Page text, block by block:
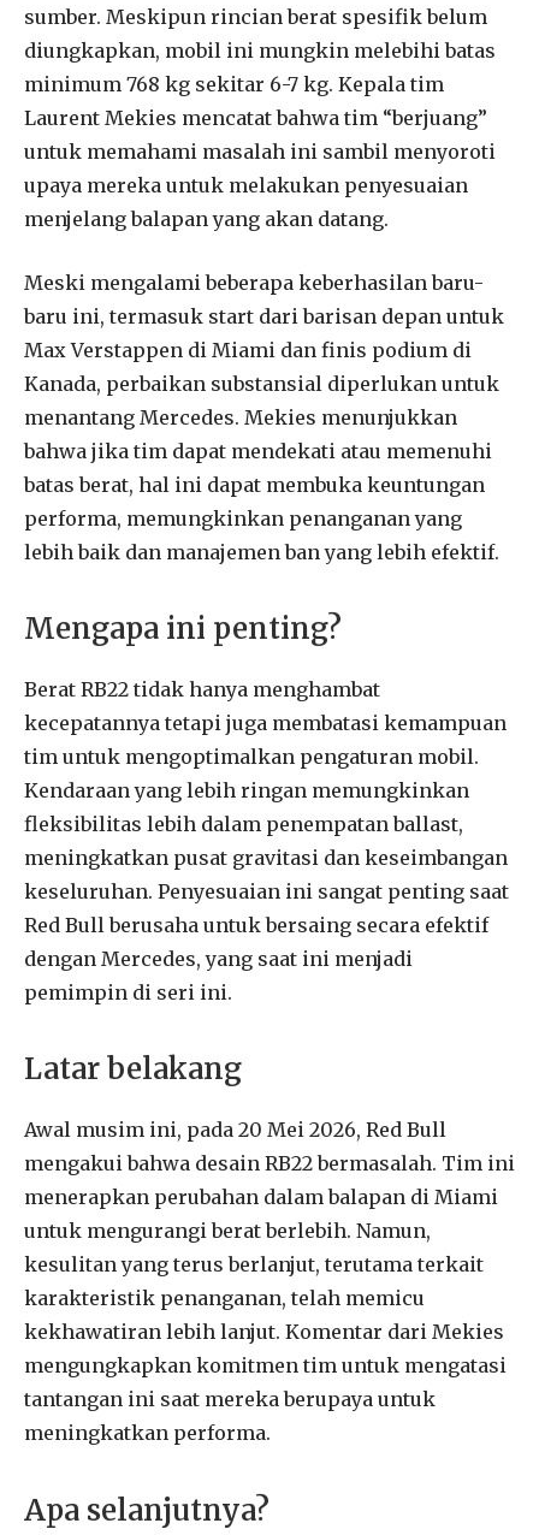
sumber. Meskipun rincian berat spesifik belum
diungkapkan, mobil ini mungkin melebihi batas
minimum 768 kg sekitar 6-7 kg. Kepala tim
Laurent Mekies mencatat bahwa tim “berjuang”
untuk memahami masalah ini sambil menyoroti
upaya mereka untuk melakukan penyesuaian
menjelang balapan yang akan datang.
Meski mengalami beberapa keberhasilan baru-
baru ini, termasuk start dari barisan depan untuk
Max Verstappen di Miami dan finis podium di
Kanada, perbaikan substansial diperlukan untuk
menantang Mercedes. Mekies menunjukkan
bahwa jika tim dapat mendekati atau memenuhi
batas berat, hal ini dapat membuka keuntungan
performa, memungkinkan penanganan yang
lebih baik dan manajemen ban yang lebih efektif.
Mengapa ini penting?
Berat RB22 tidak hanya menghambat
kecepatannya tetapi juga membatasi kemampuan
tim untuk mengoptimalkan pengaturan mobil.
Kendaraan yang lebih ringan memungkinkan
fleksibilitas lebih dalam penempatan ballast,
meningkatkan pusat gravitasi dan keseimbangan
keseluruhan. Penyesuaian ini sangat penting saat
Red Bull berusaha untuk bersaing secara efektif
dengan Mercedes, yang saat ini menjadi
pemimpin di seri ini.
Latar belakang
Awal musim ini, pada 20 Mei 2026, Red Bull
mengakui bahwa desain RB22 bermasalah. Tim ini
menerapkan perubahan dalam balapan di Miami
untuk mengurangi berat berlebih. Namun,
kesulitan yang terus berlanjut, terutama terkait
karakteristik penanganan, telah memicu
kekhawatiran lebih lanjut. Komentar dari Mekies
mengungkapkan komitmen tim untuk mengatasi
tantangan ini saat mereka berupaya untuk
meningkatkan performa.
Apa selanjutnya?